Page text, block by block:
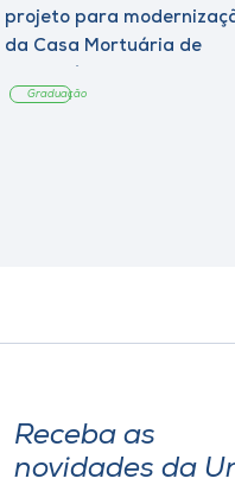
projeto para
da Casa Mortuária de
Graduação
Receba as
novidades da